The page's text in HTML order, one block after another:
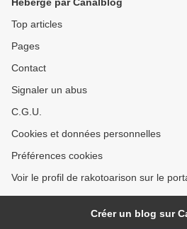
Top articles
Pages
Contact
Signaler un abus
C.G.U.
Cookies et données personnelles
Préférences cookies
Voir le profil de rakotoarison sur le
Créer un blog sur